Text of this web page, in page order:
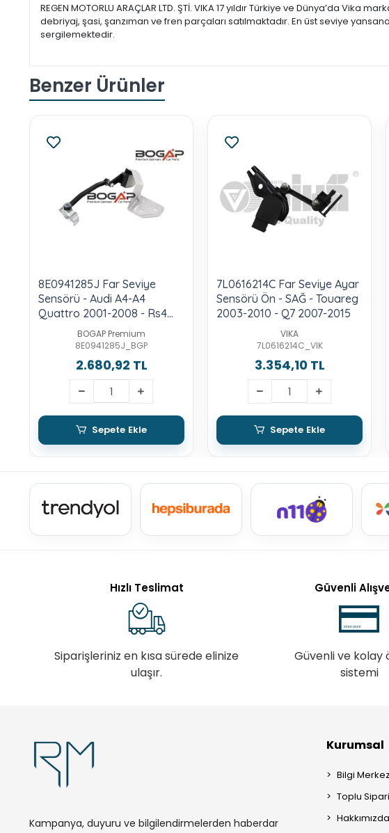
REGEN MOTORLU ARAÇLAR LTD. ŞTİ. VIKA 17 yıldır Türkiye ve Dünya’da
debriyaj, şasi, şanzıman ve fren parçaları satılmaktadır. En üst seviye
sergilemektedir.
Benzer Ürünler
8E0941285J Far Seviye
Sensörü - Audi A4-A4
Quattro 2001-2008 - Rs4
2006-2008 - Exeo 2009-
BOGAP Premium
8E0941285J_BGP
2.680,92 TL
Sepete Ekle
7L0616214C Far Seviye Ayar
Sensörü Ön - SAĞ - Touareg
2003-2010 - Q7 2007-2015
VIKA
7L0616214C_VIK
3.354,10 TL
Sepete Ekle
Hızlı Teslimat
Siparişleriniz en kısa sürede elinize
ulaşır.
Güvenli
Güvenli ve kolay
sistemi
Kampanya, duyuru ve bilgilendirmelerden haberdar
Kurumsal
Bilgi
Toplu
Hakkımızda